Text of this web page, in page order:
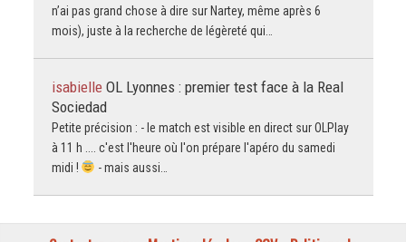
n’ai pas grand chose à dire sur Nartey, même après 6
mois), juste à la recherche de légèreté qui…
isabielle OL Lyonnes : premier test face à la Real
Sociedad
Petite précision : - le match est visible en direct sur OLPlay
à 11 h .... c'est l'heure où l'on prépare l'apéro du samedi
midi !
- mais aussi…